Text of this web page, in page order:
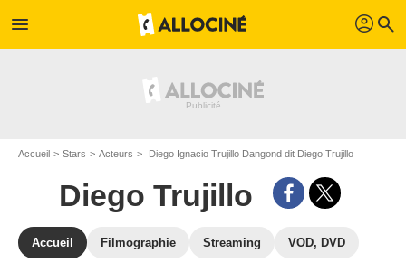
menu profil search
Accueil Stars Acteurs Diego Ignacio Trujillo Dangond dit Diego Trujillo
Diego Trujillo
Accueil Filmographie Streaming VOD, DVD